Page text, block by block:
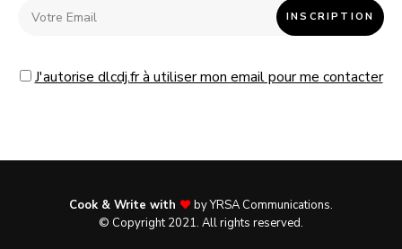
J'autorise dlcdj.fr à utiliser mon email pour me contacter
Cook & Write with byYRSA Communications.
© Copyright 2021. All rights reserved.